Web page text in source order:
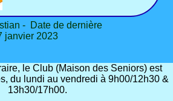
- Date de dernière
janvier 2023
le Club (Maison des Seniors) est
du lundi au vendredi à 9h00/12h30 &
13h30/17h00.